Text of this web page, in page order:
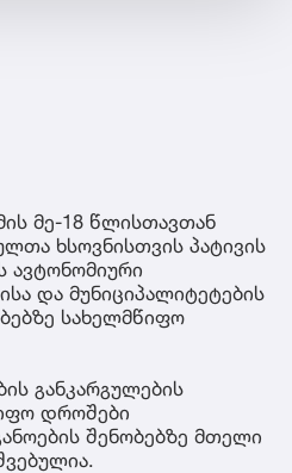
მე-18 წლისთავთან
ხსოვნისთვის პატივის
ავტონომიური
და მუნიციპალიტეტების
სახელმწიფო
განკარგულების
დროშები
შენობებზე მთელი